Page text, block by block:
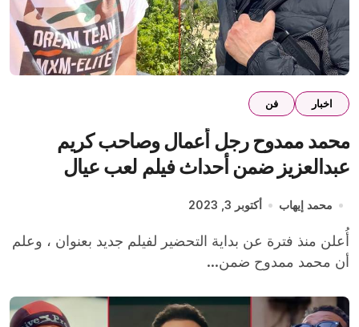
اخبار فن
محمد ممدوح رجل أعمال وصاحب كريم
عبدالعزيز ضمن أحداث فيلم لعب عيال
محمد إيهاب أكتوبر 3, 2023
أُعلن منذ فترة عن بداية التحضير لفيلم جديد بعنوان ، وعلم
أن محمد ممدوح ضمن...